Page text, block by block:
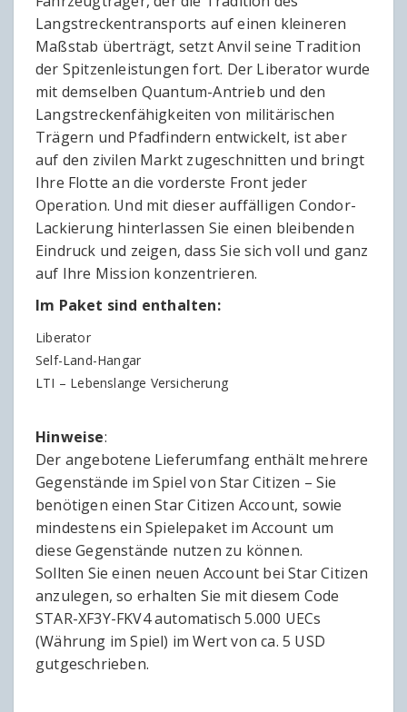
Langstreckentransports auf einen kleineren
Maßstab überträgt, setzt Anvil seine Tradition
der Spitzenleistungen fort. Der Liberator wurde
mit demselben Quantum-Antrieb und den
Langstreckenfähigkeiten von militärischen
Trägern und Pfadfindern entwickelt, ist aber
auf den zivilen Markt zugeschnitten und bringt
Ihre Flotte an die vorderste Front jeder
Operation. Und mit dieser auffälligen Condor-
Lackierung hinterlassen Sie einen bleibenden
Eindruck und zeigen, dass Sie sich voll und ganz
auf Ihre Mission konzentrieren.
Im Paket sind enthalten:
Liberator
Self-Land-Hangar
LTI – Lebenslange Versicherung
Hinweise:
Der angebotene Lieferumfang enthält mehrere
Gegenstände im Spiel von Star Citizen – Sie
benötigen einen Star Citizen Account, sowie
mindestens ein Spielepaket im Account um
diese Gegenstände nutzen zu können.
Sollten Sie einen neuen Account bei Star Citizen
anzulegen, so erhalten Sie mit diesem Code
STAR-XF3Y-FKV4 automatisch 5.000 UECs
(Währung im Spiel) im Wert von ca. 5 USD
gutgeschrieben.